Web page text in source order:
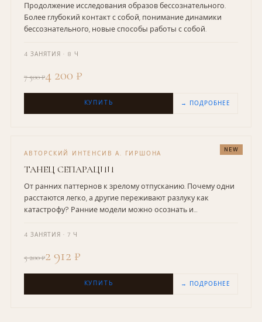
Продолжение исследования образов бессознательного.
Более глубокий контакт с собой, понимание динамики
бессознательного, новые способы работы с собой.
4 ЗАНЯТИЯ · 8 Ч
7 500 ₽4 200 ₽
КУПИТЬ → ПОДРОБНЕЕ
NEW
АВТОРСКИЙ ИНТЕНСИВ А. ГИРШОНА
ТАНЕЦ СЕПАРАЦИИ
От ранних паттернов к зрелому отпусканию. Почему одни
расстаются легко, а другие переживают разлуку как
катастрофу? Ранние модели можно осознать и
4 ЗАНЯТИЯ · 7 Ч
5 200 ₽2 912 ₽
КУПИТЬ → ПОДРОБНЕЕ